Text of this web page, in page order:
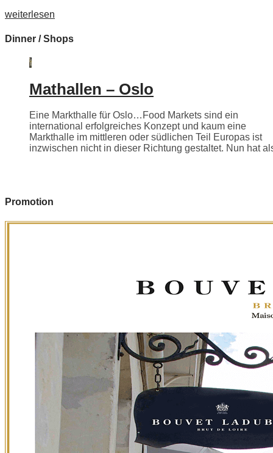
weiterlesen
Dinner / Shops
Mathallen – Oslo
Eine Markthalle für Oslo…Food Markets sind ein
international erfolgreiches Konzept und kaum eine
Markthalle im mittleren oder südlichen Teil Europas ist
inzwischen nicht in dieser Richtung gestaltet. Nun hat
Promotion